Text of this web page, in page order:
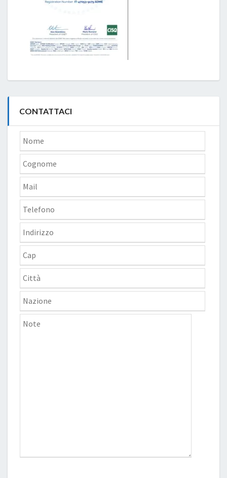
CONTATTACI